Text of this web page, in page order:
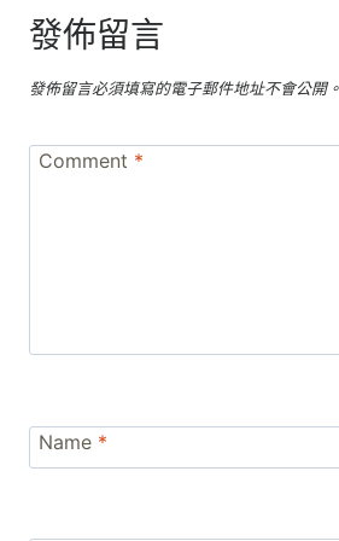
發佈留言
發佈留言必須填寫的電子郵件地址不會公開。
Comment *
Name *